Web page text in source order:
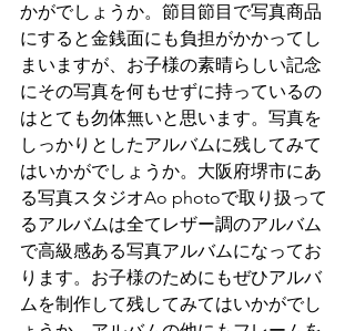
かがでしょうか。節目節目で写真商品
にすると金銭面にも負担がかかってし
まいますが、お子様の素晴らしい記念
にその写真を何もせずに持っているの
はとても勿体無いと思います。写真を
しっかりとしたアルバムに残してみて
はいかがでしょうか。大阪府堺市にあ
る写真スタジオAo photoで取り扱って
るアルバムは全てレザー調のアルバム
で高級感ある写真アルバムになってお
ります。お子様のためにもぜひアルバ
ムを制作して残してみてはいかがでし